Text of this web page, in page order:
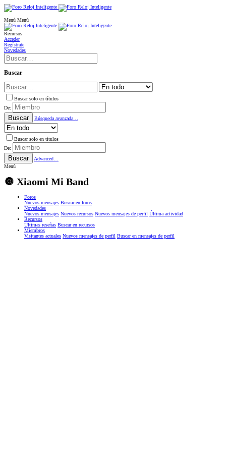
Menú Menú
Recursos
Acceder
Regístrate
Novedades
Buscar
Buscar solo en títulos
De:
Buscar Búsqueda avanzada…
Buscar solo en títulos
De:
Buscar
Advanced…
Menú
🔘 Xiaomi Mi Band
Foros
Nuevos mensajes Buscar en foros
Novedades
Nuevos mensajes Nuevos recursos Nuevos mensajes de perfil Última actividad
Recursos
Últimas reseñas Buscar en recursos
Miembros
Visitantes actuales Nuevos mensajes de perfil Buscar en mensajes de perfil